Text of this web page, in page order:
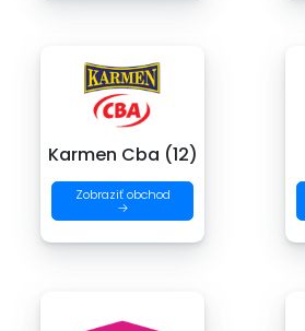
Karmen Cba (12)
Zobraziť obchod
→